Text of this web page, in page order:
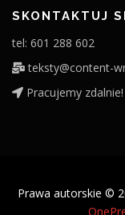
SKONTAKTUJ
tel: 601 288 602
teksty@content-
Pracujemy zdalnie!
Prawa autorskie ©